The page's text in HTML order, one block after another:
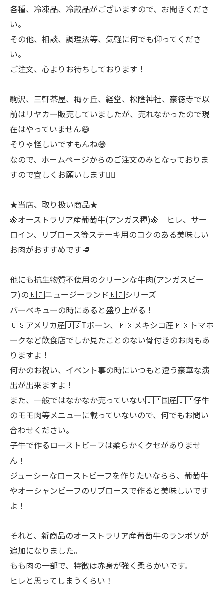
各種、冷凍品、冷蔵品がございますので、お聞きくださ
い。
その他、相談、調理法等、気軽に何でも仰ってくださ
い。
ご注文、心よりお待ちしております！
駒沢、三軒茶屋、梅ヶ丘、経堂、松陰神社、豪徳寺で以
前はリヤカー販売していましたが、売れなかったので現
在はやっていません😅
そりゃ怪しいですもんね😅
なので、ホームページからのご注文のみとなっておりま
すので宜しくお願いします🙇‍♂
★当店、取り扱い商品★
🍇オーストラリア産葡萄牛(アンガス種)🍇 ヒレ、サー
ロイン、リブロース等ステーキ用のコクのある美味しい
お肉がおすすめです🥩
他にも抗生物質不使用のクリーンな牛肉(アンガスビー
フ)の🇳🇿ニュージーランド🇳🇿シリーズ
バーベキューの時にあると盛り上がる！
🇺🇸アメリカ産🇺🇸Tボーン、🇲🇽メキシコ産🇲🇽トマホ
ークなど飲食店でしか見たことのない骨付きのお肉もあ
りますよ！
何かのお祝い、イベント事の時にいつもと違う豪華な演
出が出来ますよ！
また、一般ではなかなか売っていない🇯🇵国産🇯🇵仔牛
のモモ肉等メニューに載っていないので、何でもお問い
合わせください。
子牛で作るローストビーフは柔らかくクセがありませ
ん！
ジューシーなローストビーフを作りたいならら、葡萄牛
やオーシャンビーフのリブロースで作ると美味しいです
よ！
それと、新商品のオーストラリア産葡萄牛のランボソが
追加になりました。
もも肉の一部で、特徴は赤身が強く柔らかいです。
ヒレと思ってしまうくらい！